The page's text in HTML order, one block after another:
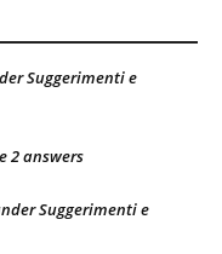
Suggerimenti e
2 answers
Suggerimenti e